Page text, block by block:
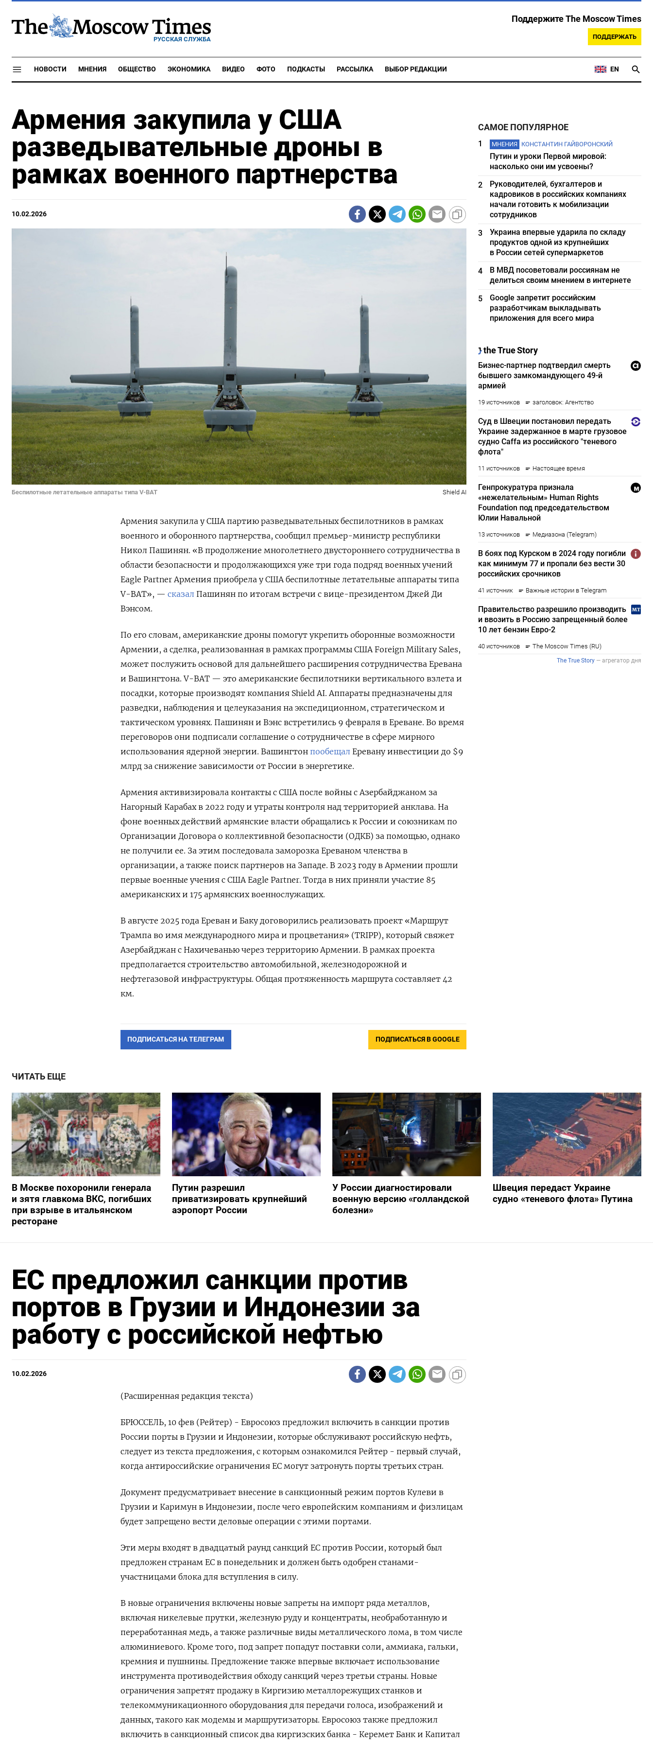
РУССКАЯ СЛУЖБА
Поддержите The Moscow Times
ПОДДЕРЖАТЬ
НОВОСТИ МНЕНИЯ ОБЩЕСТВО ЭКОНОМИКА ВИДЕО ФОТО ПОДКАСТЫ РАССЫЛКА ВЫБОР РЕДАКЦИИ EN
Армения закупила у США
разведывательные дроны в
рамках военного партнерства
10.02.2026
Беспилотные летательные аппараты типа V-BAT Shield AI
Армения закупила у США партию разведывательных беспилотников в рамках
военного и оборонного партнерства, сообщил премьер-министр республики
Никол Пашинян. «В продолжение многолетнего двустороннего сотрудничества в
области безопасности и продолжающихся уже три года подряд военных учений
Eagle Partner Армения приобрела у США беспилотные летательные аппараты типа
V-BAT», — сказал Пашинян по итогам встречи с вице-президентом Джей Ди
Вэнсом.
По его словам, американские дроны помогут укрепить оборонные возможности
Армении, а сделка, реализованная в рамках программы США Foreign Military Sales,
может послужить основой для дальнейшего расширения сотрудничества Еревана
и Вашингтона. V-BAT — это американские беспилотники вертикального взлета и
посадки, которые производят компания Shield AI. Аппараты предназначены для
разведки, наблюдения и целеуказания на экспедиционном, стратегическом и
тактическом уровнях. Пашинян и Вэнс встретились 9 февраля в Ереване. Во время
переговоров они подписали соглашение о сотрудничестве в сфере мирного
использования ядерной энергии. Вашингтон пообещал Еревану инвестиции до $9
млрд за снижение зависимости от России в энергетике.
Армения активизировала контакты с США после войны с Азербайджаном за
Нагорный Карабах в 2022 году и утраты контроля над территорией анклава. На
фоне военных действий армянские власти обращались к России и союзникам по
Организации Договора о коллективной безопасности (ОДКБ) за помощью, однако
не получили ее. За этим последовала заморозка Ереваном членства в
организации, а также поиск партнеров на Западе. В 2023 году в Армении прошли
первые военные учения с США Eagle Partner. Тогда в них приняли участие 85
американских и 175 армянских военнослужащих.
В августе 2025 года Ереван и Баку договорились реализовать проект «Маршрут
Трампа во имя международного мира и процветания» (TRIPP), который свяжет
Азербайджан с Нахичеванью через территорию Армении. В рамках проекта
предполагается строительство автомобильной, железнодорожной и
нефтегазовой инфраструктуры. Общая протяженность маршрута составляет 42
км.
ПОДПИСАТЬСЯ НА ТЕЛЕГРАМ ПОДПИСАТЬСЯ В GOOGLE
САМОЕ ПОПУЛЯРНОЕ
1 МНЕНИЯ КОНСТАНТИН ГАЙВОРОНСКИЙ
Путин и уроки Первой мировой:
насколько они им усвоены?
2
Руководителей, бухгалтеров и
кадровиков в российских компаниях
начали готовить к мобилизации
сотрудников
3
Украина впервые ударила по складу
продуктов одной из крупнейших
в России сетей супермаркетов
4
В МВД посоветовали россиянам не
делиться своим мнением в интернете
5
Google запретит российским
разработчикам выкладывать
приложения для всего мира
ЧИТАТЬ ЕЩЕ
В Москве похоронили генерала
и зятя главкома ВКС, погибших
при взрыве в итальянском
ресторане
Путин разрешил
приватизировать крупнейший
аэропорт России
У России диагностировали
военную версию «голландской
болезни»
Швеция передаст Украине
судно «теневого флота» Путина
ЕС предложил санкции против
портов в Грузии и Индонезии за
работу с российской нефтью
10.02.2026
(Расширенная редакция текста)
БРЮССЕЛЬ, 10 фев (Рейтер) - Евросоюз предложил включить в санкции против
России порты в Грузии и Индонезии, которые обслуживают российскую нефть,
следует из текста предложения, с которым ⁠ознакомился Рейтер - первый случай,
когда антироссийские ограничения ЕС могут затронуть порты третьих стран.
Документ предусматривает внесение в санкционный режим портов Кулеви в
Грузии и Каримун в Индонезии, ⁠после чего европейским компаниям и ​физлицам
будет запрещено вести деловые операции ⁠с этими портами.
Эти меры входят в двадцатый раунд санкций ЕС против России, который был
предложен странам ⁠ЕС в понедельник и должен быть одобрен станами-
участницами блока для вступления в силу.
В ‌новые ограничения включены новые запреты на импорт ряда металлов,
включая ‍никелевые прутки, железную руду и концентраты, необработанную и
переработанная медь, а также ‌различные виды металлического лома, в том числе
алюминиевого. Кроме того, под запрет попадут ​поставки соли, аммиака, гальки,
кремния и пушнины. Предложение также впервые включает использование
инструмента противодействия обходу санкций через третьи страны. Новые
ограничения запретят продажу в ⁠Киргизию металлорежущих станков и
телекоммуникационного оборудования для ‍передачи голоса, изображений и
данных, такого как модемы и маршрутизаторы. Евросоюз также предложил
‌включить в санкционный список два киргизских банка - Керемет Банк и Капитал